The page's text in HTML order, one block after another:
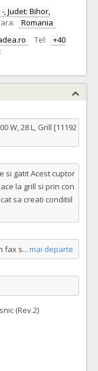
, Judet: Bihor,
Romania
Tel:
+40
W, 28 L, Grill [11192
si gatit Acest cuptor
la grill si prin con
sa creati conditiil
fax s... mai departe
(Rev.2)